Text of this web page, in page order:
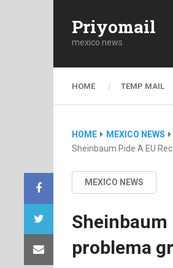
Priyomail
mexico news
HOME TEMP MAIL
HOME
MEXICO NEWS
Sheinbaum Pide A EU
MEXICO NEWS
Sheinbaum
problema